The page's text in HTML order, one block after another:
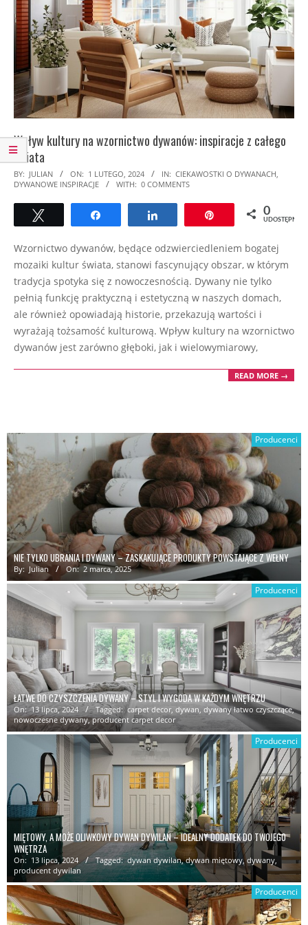
Wpływ kultury na wzornictwo dywanów: inspiracje z całego
świata
2024-
02-
01
BY: JULIAN ON: 1 LUTEGO, 2024 IN: CIEKAWOSTKI O DYWANACH
DYWANOWE INSPIRACJE
WITH: 0 COMMENTS
Udostępnij Udostępnij Przypnij 0
UDOSTĘPNIEŃ
Wzornictwo dywanów, będące odzwierciedleniem bogatej
mozaiki kultur świata, stanowi fascynujący obszar, w którym
tradycja spotyka się z nowoczesnością. Dywany nie tylko
pełnią funkcję praktyczną i estetyczną w naszych domach,
ale również opowiadają historie, przekazują wartości i
wyrażają tożsamość kulturową. Wpływ kultury na wzornictwo
dywanów jest zarówno głęboki, jak i wielowymiarowy,
READ MORE →
Producenci
NIE TYLKO UBRANIA I DYWANY – ZASKAKUJĄCE PRODUKTY POWSTAJĄCE Z WEŁNY
By: Julian On: 2 marca, 2025
Producenci
ŁATWE DO CZYSZCZENIA DYWANY – STYL I WYGODA W KAŻDYM WNĘTRZU
On: 13 lipca, 2024 Tagged: carpet decor, dywan, dywany łatwo czyszczące,
nowoczesne dywany,producent carpet decor
Producenci
MIĘTOWY, A MOŻE OLIWKOWY DYWAN DYWILAN – IDEALNY DODATEK DO TWOJEGO
WNĘTRZA
On: 13 lipca, 2024 Tagged: dywan dywilan,dywan miętowy,dywany,
producent dywilan
Producenci